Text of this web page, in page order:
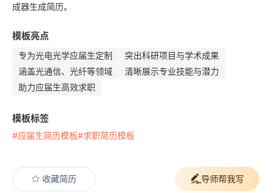
成器生成简历。
模板亮点
专为光电光学应届生定制
突出科研项目与学术成果
涵盖光通信、光纤等领域
清晰展示专业技能与潜力
助力应届生高效求职
模板标签
#应届生简历模板#求职简历模板
收藏简历 导师帮我写